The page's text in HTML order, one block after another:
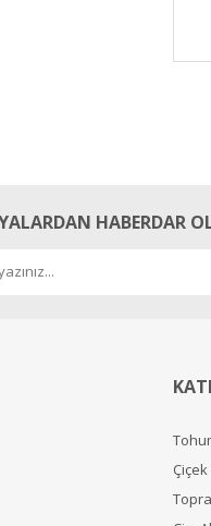
HABERDAR
Çiçek